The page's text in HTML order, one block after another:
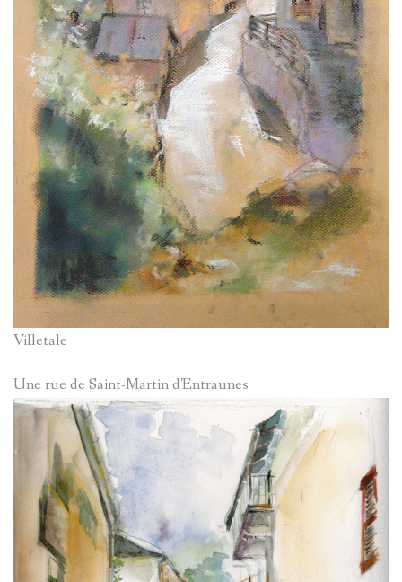
Villetale
Une rue de Saint-Martin d'Entraunes